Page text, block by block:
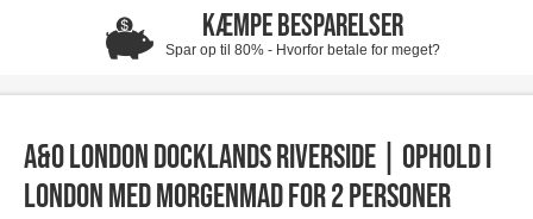
KÆMPE BESPARELSER
Spar op til 80% - Hvorfor betale for meget?
A&O London Docklands Riverside | Ophold i
London med morgenmad for 2 personer